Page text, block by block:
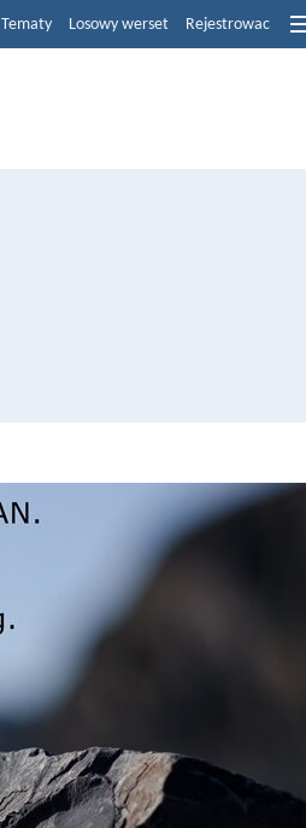
Tematy Losowy werset Rejestrowac